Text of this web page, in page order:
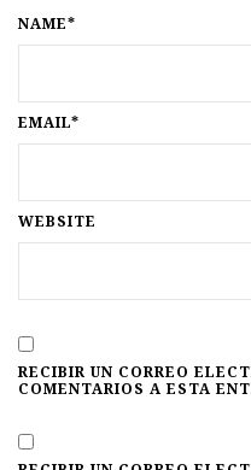
NAME*
EMAIL*
WEBSITE
RECIBIR UN CORREO
COMENTARIOS A ESTA